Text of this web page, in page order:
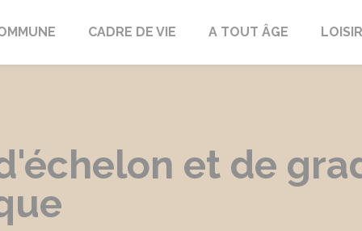
CADRE DE VIE A TOUT ÂGE
et de